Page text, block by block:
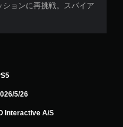
ョンに再挑戦。スパイア
5/26
Interactive A/S